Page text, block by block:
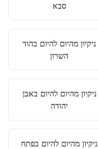
סבא
ניקיון מהיום להיום בהוד
השרון
ניקיון מהיום להיום באבן
יהודה
ניקיון מהיום להיום בפתח